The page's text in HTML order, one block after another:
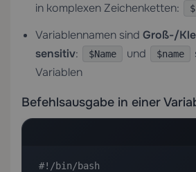
in komplexen Zeichenketten:
Variablennamen sind Groß-/
sensitiv: $Name und $name
Variablen
Befehlsausgabe in einer
#!/bin/bash